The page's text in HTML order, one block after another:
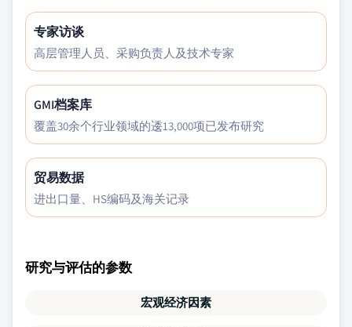
专家访谈
高层管理人员、采购负责人及技术专家
GMI档案库
覆盖30余个行业领域的逶13,000项已发布研究
贸易数据
进出口量、HS编码及海关记录
研究与评估的参数
宏观经济因素